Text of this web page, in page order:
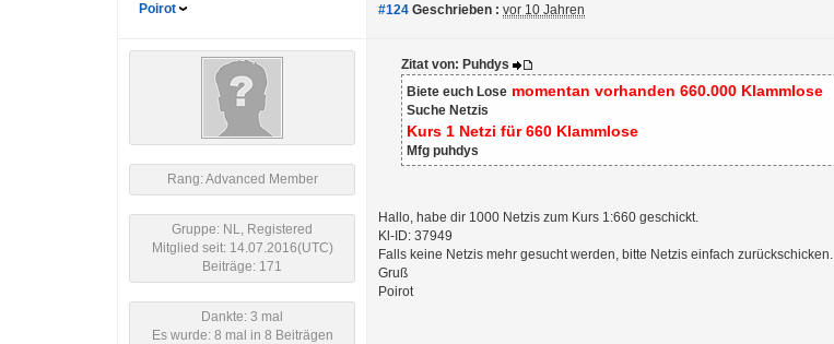
Poirot #124 Geschrieben : vor 10 Jahren
Rang: Advanced Member
Gruppe: NL, Registered
Mitglied seit: 14.07.2016(UTC)
Beiträge: 171
Dankte: 3 mal
Es wurde: 8 mal in 8 Beiträgen
Zitat von: Puhdys
Biete euch Lose momentan vorhanden 660.000 Klammlose
Suche Netzis
Kurs 1 Netzi für 660 Klammlose
Mfg puhdys
Hallo, habe dir 1000 Netzis zum Kurs 1:660 geschickt.
Kl-ID: 37949
Falls keine Netzis mehr gesucht werden, bitte Netzis einfach zurückschicken.
Gruß
Poirot